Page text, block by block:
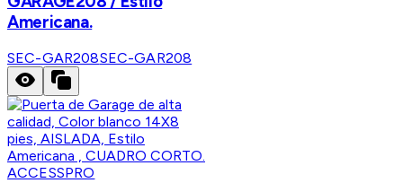
Americana.
SEC-GAR208SEC-GAR208
ACCESSPRO